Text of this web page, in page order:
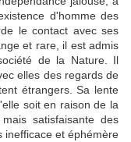
d'homme des
le contact avec ses
et rare, il est admis
de la Nature. Il
elles des regards de
étrangers. Sa lente
soit en raison de la
satisfaisante des
inefficace et éphémère